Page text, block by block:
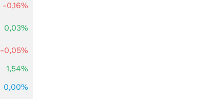
-0,16%
0,03%
-0,05%
1,54%
0,00%